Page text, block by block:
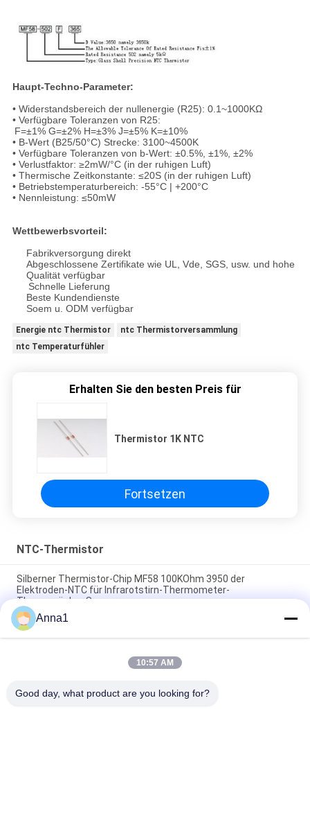
Haupt-Techno-Parameter:
• Widerstandsbereich der nullenergie (R25): 0.1~1000KΩ
• Verfügbare Toleranzen von R25:
F=±1% G=±2% H=±3% J=±5% K=±10%
• B-Wert (B25/50°C) Strecke: 3100~4500K
• Verfügbare Toleranzen von b-Wert: ±0.5%, ±1%, ±2%
• Verlustfaktor: ≥2mW/°C (in der ruhigen Luft)
• Thermische Zeitkonstante: ≤20S (in der ruhigen Luft)
• Betriebstemperaturbereich: -55°C | +200°C
• Nennleistung: ≤50mW
Wettbewerbsvorteil:
Fabrikversorgung direkt
Abgeschlossene Zertifikate wie UL, Vde, SGS, usw. und hohe
Qualität verfügbar
Schnelle Lieferung
Beste Kundendienste
Soem u. ODM verfügbar
Energie ntc Thermistor
ntc Thermistorversammlung
ntc Temperaturfühler
Erhalten Sie den besten Preis für
Thermistor 1K NTC
Fortsetzen
NTC-Thermistor
Silberner Thermistor-Chip MF58 100KOhm 3950 der
Elektroden-NTC für Infrarotstirn-Thermometer-
Thermosäulen-Sensor
Plastikdes paket-MF54 Temperatur-Thermistor Dioden-der
Temperaturmessungs-NTC
Keramischer Thermistor MF75-0.2/70 70A 0.2Ohm B2600
Anna1
10:57 AM
Good day, what product are you looking for?